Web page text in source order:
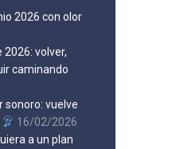
2026 con olor
2026: volver,
caminando
sonoro: vuelve
16/02/2026
a un plan